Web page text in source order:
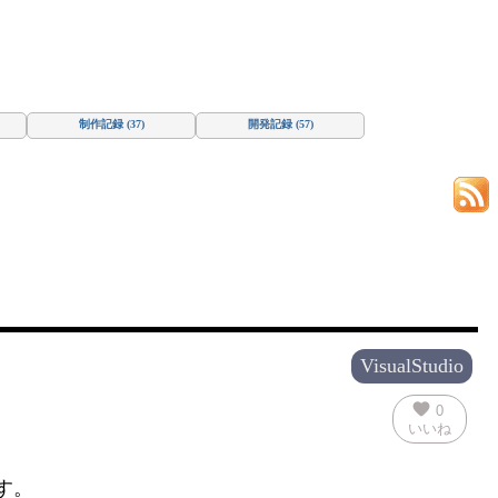
制作記録 (37) 開発記録 (57)
VisualStudio
favorite 0
いいね